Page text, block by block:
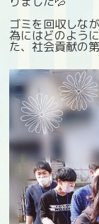
ゴミを回収しな
為にはどのよう
た、社会貢献の